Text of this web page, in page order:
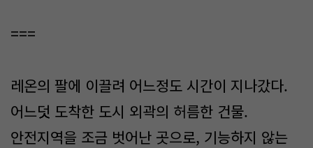
===
레온의 팔에 이끌려 어느정도 시간이 지나갔다.
어느덧 도착한 도시 외곽의 허름한 건물.
안전지역을 조금 벗어난 곳으로, 기능하지 않는